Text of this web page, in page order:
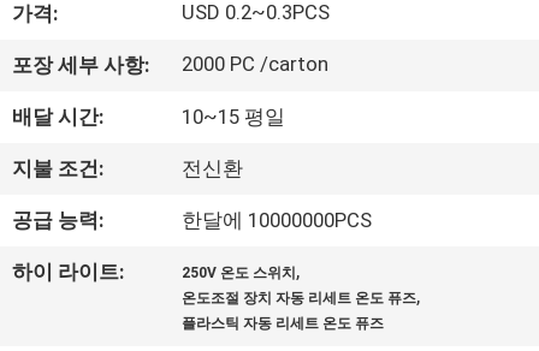
사
소
개
투
가격: USD 0.2~0.3PCS
포장 세부 사항: 2000 PC /carton
배달 시간: 10~15 평일
지불 조건: 전신환
공급 능력: 한달에 10000000PCS
하이 라이트: 250V 온도 스위치 ,
온도조절 장치 자동 리세트 온도 퓨즈,
플라스틱 자동 리세트 온도 퓨즈